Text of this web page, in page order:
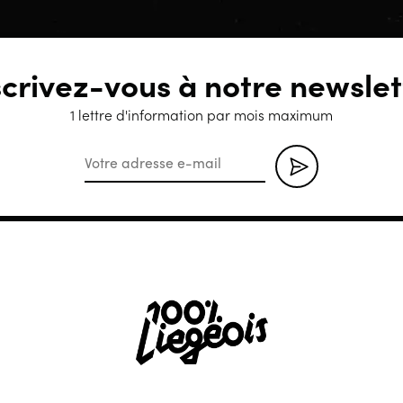
vous à notre
1 lettre d'information par mois maximum